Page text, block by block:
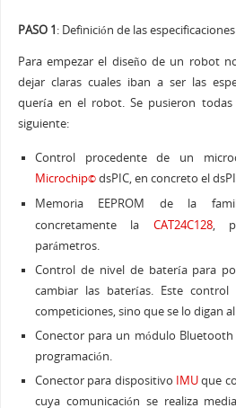
PASO 1: Definición de las
Para empezar el diseño de un robot
dejar claras cuales iban a ser las
quería en el robot. Se pusieron
siguiente:
Control procedente de un
Microchip©dsPIC, en concreto el
Memoria EEPROM de la
concretamente la CAT24C128,
parámetros.
Control de nivel de batería para
cambiar las baterías. Este
competiciones, sino que se lo digan
Conector para un módulo
programación.
Conector para dispositivo IMUque
cuya comunicación se realiza